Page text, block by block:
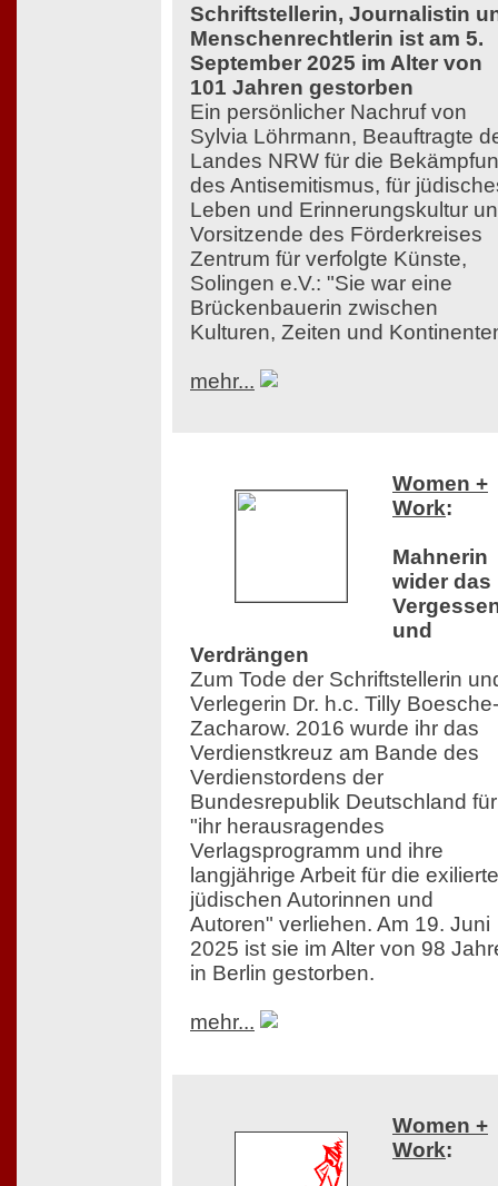
Schriftstellerin, Journalistin
Menschenrechtlerin ist am 5.
September 2025 im Alter von
101 Jahren gestorben
Ein persönlicher Nachruf von
Sylvia Löhrmann, Beauftragte
Landes NRW für die
des Antisemitismus, für
Leben und Erinnerungskultur
Vorsitzende des Förderkreises
Zentrum für verfolgte Künste,
Solingen e.V.: "Sie war eine
Brückenbauerin zwischen
Kulturen, Zeiten und
mehr...
Women +
Work:
Mahnerin
wider das
und
Verdrängen
Zum Tode der Schriftstellerin
Verlegerin Dr. h.c. Tilly Boesche-
Zacharow. 2016 wurde ihr das
Verdienstkreuz am Bande des
Verdienstordens der
Bundesrepublik Deutschland für
"ihr herausragendes
Verlagsprogramm und ihre
langjährige Arbeit für die
jüdischen Autorinnen und
Autoren" verliehen. Am 19. Juni
2025 ist sie im Alter von 98
in Berlin gestorben.
mehr...
Women +
Work: